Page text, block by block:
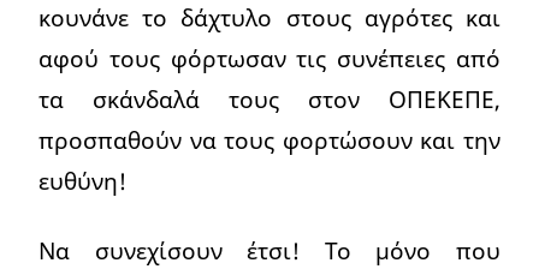
κουνάνε το δάχτυλο στους αγρότες και
αφού τους φόρτωσαν τις συνέπειες από
τα σκάνδαλά τους στον ΟΠΕΚΕΠΕ,
προσπαθούν να τους φορτώσουν και την
ευθύνη!
Να συνεχίσουν έτσι! Το μόνο που